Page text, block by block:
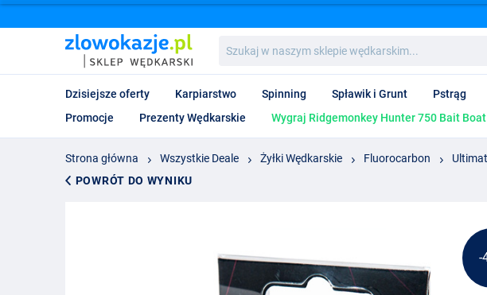
w
naszym
wędkarskim...
Dzisiejsze oferty Karpiarstwo Spinning Spławik i Grunt Pstrąg
Promocje
Prezenty Wędkarskie Wygraj Ridgemonkey Hunter 750 Bait Boat
Strona główna Wszystkie Deale Żyłki Wędkarskie Fluorocarbon
POWRÓT DO WYNIKU
-